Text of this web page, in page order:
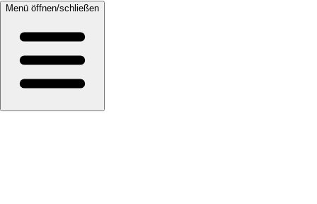
Menü öffnen/schließen